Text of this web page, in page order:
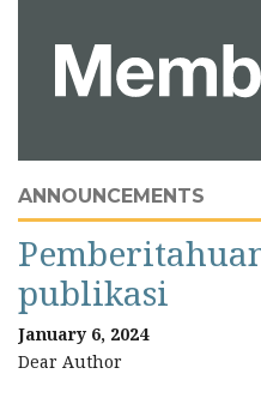
ANNOUNCEMENTS
publikasi
January 6, 2024
Dear Author